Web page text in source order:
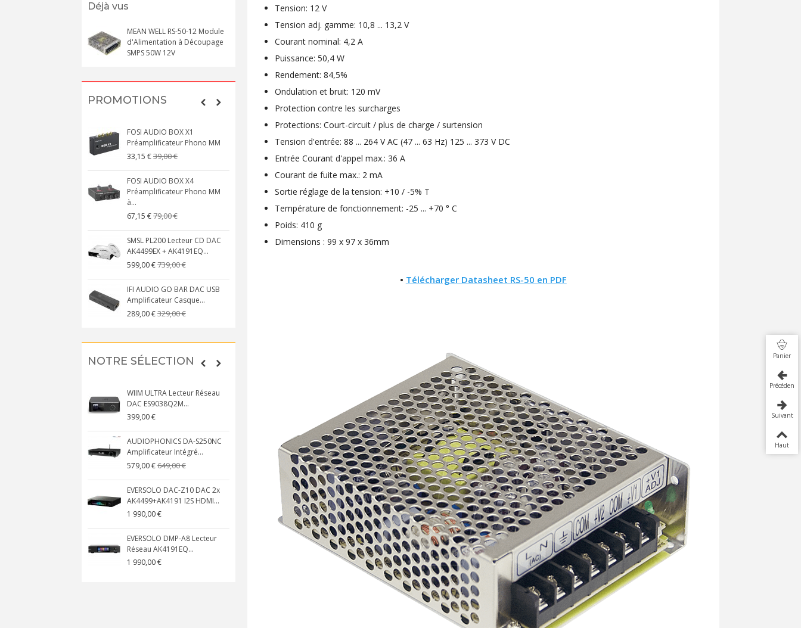
Déjà vus
MEAN WELL RS-50-12 Module
d'Alimentation à Découpage
SMPS 50W 12V
PROMOTIONS
FOSI AUDIO BOX X1
Préamplificateur Phono MM
33,15 €39,00 €
FOSI AUDIO BOX X4
Préamplificateur Phono MM
à...
67,15 €79,00 €
SMSL PL200 Lecteur CD DAC
AK4499EX + AK4191EQ...
599,00 €739,00 €
IFI AUDIO GO BAR DAC USB
Amplificateur Casque...
289,00 €329,00 €
XLR Femelle 3 Pôles...
4,30 €4,95 €
[GRADE B] DAYTON AUDIO
MKSX4 Enceinte Subwoofer...
149,00 €179,90 €
AUDIOPHONICS DA-S250NC
Amplificateur Intégré...
NOTRE SÉLECTION
WIIM ULTRA Lecteur Réseau
DAC ES9038Q2M...
399,00 €
AUDIOPHONICS DA-S250NC
Amplificateur Intégré...
579,00 €649,00 €
EVERSOLO DAC-Z10 DAC 2x
AK4499+AK4191 I2S HDMI...
1 990,00 €
EVERSOLO DMP-A8 Lecteur
Réseau AK4191EQ...
1 990,00 €
DAN CLARK AUDIO AEON 2
CLOSED NOIRE Casque...
919,00 €
EVERSOLO DMP-A6 MASTER
EDITION GEN 2 Lecteur...
1 290,00 €
LUXSIN X9 DAC Amplificateur
Casque AK4191 +...
Tension: 12 V
Tension adj. gamme: 10,8 ... 13,2 V
Courant nominal: 4,2 A
Puissance: 50,4 W
Rendement: 84,5%
Ondulation et bruit: 120 mV
Protection contre les surcharges
Protections: Court-circuit / plus de charge / surtension
Tension d'entrée: 88 ... 264 V AC (47 ... 63 Hz) 125 ... 373 V DC
Entrée Courant d'appel max.: 36 A
Courant de fuite max.: 2 mA
Sortie réglage de la tension: +10 / -5% T
Température de fonctionnement: -25 ... +70 ° C
Poids: 410 g
Dimensions : 99 x 97 x 36mm
• Télécharger Datasheet RS-50 en PDF
Panier
Précédent
Suivant
Haut